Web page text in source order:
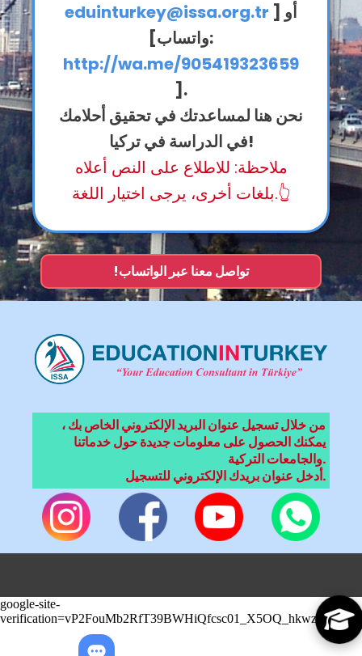
eduinturkey@issa.org.tr ] أو
[واتساب:
http://wa.me/905419323659
].
نحن هنا لمساعدتك في تحقيق أحلامك
في الدراسة في تركيا!
ملاحظة: للاطلاع على النص أعلاه
بلغات أخرى، يرجى اختيار اللغة.👆
!تواصل معنا عبر الواتساب
من خلال تسجيل عنوان البريد الإلكتروني الخاص بك ،
يمكنك الحصول على معلومات جديدة حول خدماتنا
والجامعات التركية.
أدخل عنوان بريدك الإلكتروني للتسجيل.
google-site-